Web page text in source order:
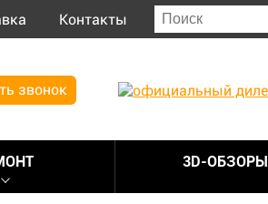
Контакты
звонок
3D-ОБЗОРЫ